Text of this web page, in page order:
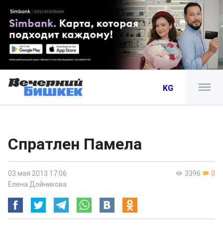
KG
Спратлен Памела
3396 0
03 мая 2013 17:06
Елена Дойникова